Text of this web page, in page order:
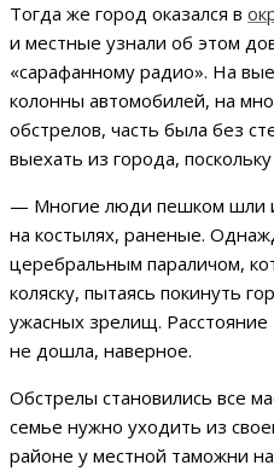
Тогда же город оказался в
и местные узнали об этом
«сарафанному радио». На
колонны автомобилей, на
обстрелов, часть была без
выехать из города,
— Многие люди пешком шли
на костылях, раненые.
церебральным параличом,
коляску, пытаясь покинуть
ужасных зрелищ.
не дошла, наверное.
Обстрелы становились все
семье нужно уходить из
районе у местной таможни